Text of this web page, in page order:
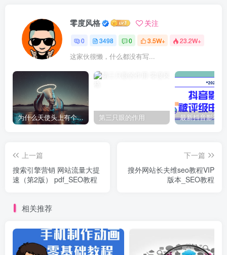
零度风格 关注
0 3498 0 3.5W+ 23.2W+
这家伙很懒，什么都没有写...
为什么天使头上有个圈？ 第三只眼的作用
上一篇
搜索引擎营销 网站流量大提
速（第2版） pdf_SEO教程
下一篇
搜外网站长夫维seo教程VIP
版本_SEO教程
相关推荐